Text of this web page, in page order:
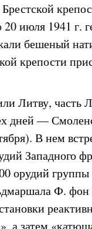
июля 1941 г.
бешеный
крепости
Литву, часть
дней —
В нем
Западного
орудий
Ф. фон
а затем